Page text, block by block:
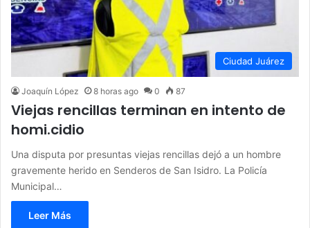
Ciudad Juárez
Joaquín López 8 horas ago 0 87
Viejas rencillas terminan en intento de
homi.cidio
Una disputa por presuntas viejas rencillas dejó a un hombre
gravemente herido en Senderos de San Isidro. La Policía
Municipal…
Leer Más